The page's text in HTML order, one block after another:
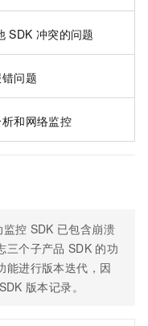
SDK 冲突的问题
问题
和网络监控
监控 SDK 已包含崩溃
三个子产品 SDK 的功
能进行版本迭代，因
SDK 版本记录。